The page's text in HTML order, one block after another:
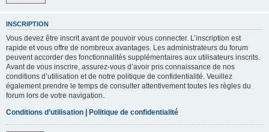
INSCRIPTION
Vous devez être inscrit avant de pouvoir vous connecter. L’inscription est
rapide et vous offre de nombreux avantages. Les administrateurs du forum
peuvent accorder des fonctionnalités supplémentaires aux utilisateurs inscrits.
Avant de vous inscrire, assurez-vous d’avoir pris connaissance de nos
conditions d’utilisation et de notre politique de confidentialité. Veuillez
également prendre le temps de consulter attentivement toutes les règles du
forum lors de votre navigation.
Conditions d’utilisation | Politique de confidentialité